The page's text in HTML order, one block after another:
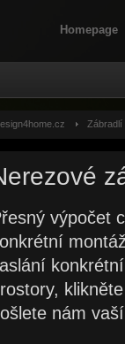
Homepage
Zábradlí
výpočet
nám